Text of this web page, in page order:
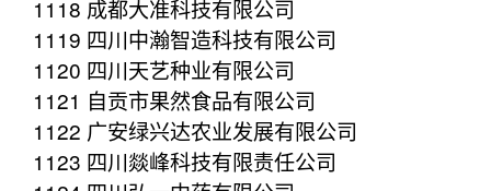
1118 成都大准科技有限公司
1119 四川中瀚智造科技有限公司
1120 四川天艺种业有限公司
1121 自贡市果然食品有限公司
1122 广安绿兴达农业发展有限公司
1123 四川燚峰科技有限责任公司